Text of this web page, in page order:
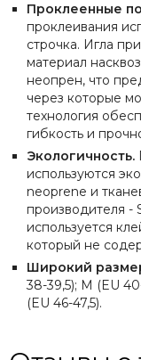
Проклеенные
проклеивания
строчка. Игла
материал
неопрен, что
через которые
технология
гибкость и
Экологичность.
используются
neoprene и
производителя
используется
который не
Широкий
38-39,5); M (EU
(EU 46-47,5).